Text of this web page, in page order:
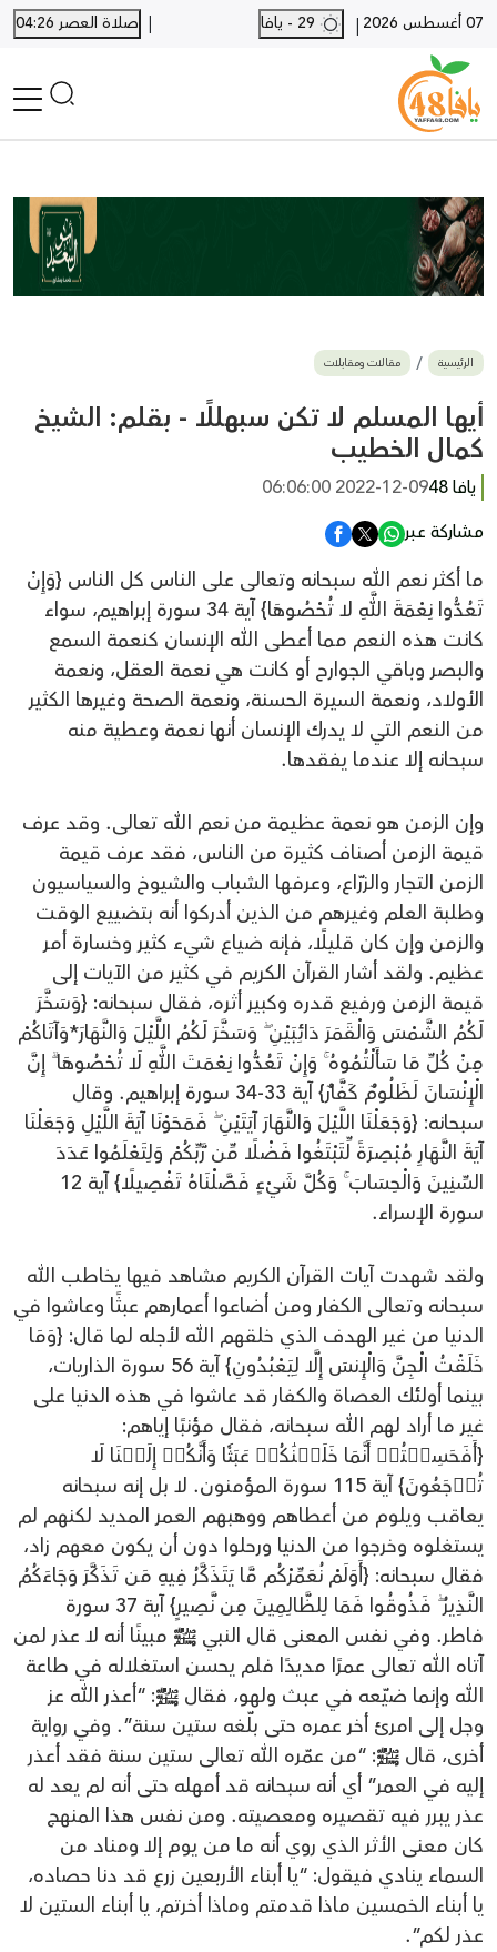
07 أغسطس 2026 |
| صلاة العصر 04:26
أخبار محلية
أخبار يافا
SHORTS
أخبار اللد والرملة
بيع وشراء
أخبار القدس
وفيات
المزيد
ارسل خبر
الرئيسية مقالات ومقابلات
أيها المسلم لا تكن سبهللًا - بقلم: الشيخ
كمال الخطيب
يافا 48
2022-12-09 06:06:00
مشاركة عبر
ما أكثر نعم الله سبحانه وتعالى على الناس كل الناس {وَإِنْ
تَعُدُّوا نِعْمَةَ اللَّهِ لا تُحْصُوهَا} آية 34 سورة إبراهيم، سواء
كانت هذه النعم مما أعطى الله الإنسان كنعمة السمع
والبصر وباقي الجوارح أو كانت هي نعمة العقل، ونعمة
الأولاد، ونعمة السيرة الحسنة، ونعمة الصحة وغيرها الكثير
من النعم التي لا يدرك الإنسان أنها نعمة وعطية منه
سبحانه إلا عندما يفقدها.
وإن الزمن هو نعمة عظيمة من نعم الله تعالى. وقد عرف
قيمة الزمن أصناف كثيرة من الناس، فقد عرف قيمة
الزمن التجار والزرّاع، وعرفها الشباب والشيوخ والسياسيون
وطلبة العلم وغيرهم من الذين أدركوا أنه بتضييع الوقت
والزمن وإن كان قليلًا، فإنه ضياع شيء كثير وخسارة أمر
عظيم. ولقد أشار القرآن الكريم في كثير من الآيات إلى
قيمة الزمن ورفيع قدره وكبير أثره، فقال سبحانه: {وَسَخَّرَ
لَكُمُ الشَّمْسَ وَالْقَمَرَ دَائِبَيْنِ ۖ وَسَخَّرَ لَكُمُ اللَّيْلَ وَالنَّهَارَ*وَآتَاكُمْ
مِنْ كُلِّ مَا سَأَلْتُمُوهُ ۚ وَإِنْ تَعُدُّوا نِعْمَتَ اللَّهِ لَا تُحْصُوهَا ۗ إِنَّ
الْإِنْسَانَ لَظَلُومٌ كَفَّارٌ} آية 33-34 سورة إبراهيم. وقال
سبحانه: {وَجَعَلْنَا اللَّيْلَ وَالنَّهَارَ آيَتَيْنِ ۖ فَمَحَوْنَا آيَةَ اللَّيْلِ وَجَعَلْنَا
آيَةَ النَّهَارِ مُبْصِرَةً لِّتَبْتَغُوا فَضْلًا مِّن رَّبِّكُمْ وَلِتَعْلَمُوا عَدَدَ
السِّنِينَ وَالْحِسَابَ ۚ وَكُلَّ شَيْءٍ فَصَّلْنَاهُ تَفْصِيلًا} آية 12
سورة الإسراء.
ولقد شهدت آيات القرآن الكريم مشاهد فيها يخاطب الله
سبحانه وتعالى الكفار ومن أضاعوا أعمارهم عبثًا وعاشوا في
الدنيا من غير الهدف الذي خلقهم الله لأجله لما قال: {وَمَا
خَلَقْتُ الْجِنَّ وَالْإِنسَ إِلَّا لِيَعْبُدُونِ} آية 56 سورة الذاريات،
بينما أولئك العصاة والكفار قد عاشوا في هذه الدنيا على
غير ما أراد لهم الله سبحانه، فقال مؤنبًا إياهم:
{أَفَحَسِبۡتُمۡ أَنَّمَا خَلَقۡنَٰكُمۡ عَبَثٗا وَأَنَّكُمۡ إِلَيۡنَا لَا
تُرۡجَعُونَ} آية 115 سورة المؤمنون. لا بل إنه سبحانه
يعاقب ويلوم من أعطاهم ووهبهم العمر المديد لكنهم لم
يستغلوه وخرجوا من الدنيا ورحلوا دون أن يكون معهم زاد،
فقال سبحانه: {أَوَلَمْ نُعَمِّرْكُم مَّا يَتَذَكَّرُ فِيهِ مَن تَذَكَّرَ وَجَاءَكُمُ
النَّذِيرُ ۖ فَذُوقُوا فَمَا لِلظَّالِمِينَ مِن نَّصِيرٍ} آية 37 سورة
فاطر. وفي نفس المعنى قال النبي ﷺ مبينًا أنه لا عذر لمن
آتاه الله تعالى عمرًا مديدًا فلم يحسن استغلاله في طاعة
الله وإنما ضيّعه في عبث ولهو، فقال ﷺ: “أعذر الله عز
وجل إلى امرئ أخر عمره حتى بلّغه ستين سنة”. وفي رواية
أخرى، قال ﷺ: “من عمّره الله تعالى ستين سنة فقد أعذر
إليه في العمر” أي أنه سبحانه قد أمهله حتى أنه لم يعد له
عذر يبرر فيه تقصيره ومعصيته. ومن نفس هذا المنهج
كان معنى الأثر الذي روي أنه ما من يوم إلا ومناد من
السماء ينادي فيقول: “يا أبناء الأربعين زرع قد دنا حصاده،
يا أبناء الخمسين ماذا قدمتم وماذا أخرتم، يا أبناء الستين لا
عذر لكم”.